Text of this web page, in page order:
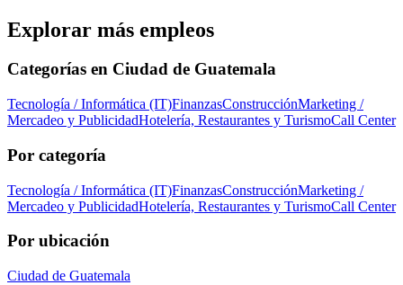
Explorar más empleos
Categorías en Ciudad de Guatemala
Tecnología / Informática (IT)FinanzasConstrucciónMarketing /
Mercadeo y PublicidadHotelería, Restaurantes y TurismoCall Center
Por categoría
Tecnología / Informática (IT)FinanzasConstrucciónMarketing /
Mercadeo y PublicidadHotelería, Restaurantes y TurismoCall Center
Por ubicación
Ciudad de Guatemala